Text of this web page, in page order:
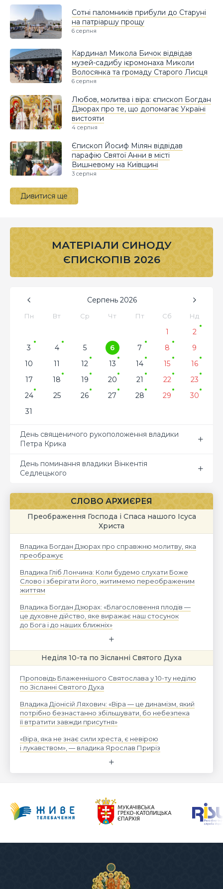
Сотні паломників прибули до Старуні
на патріаршу прощу
6 серпня
Кардинал Микола Бичок відвідав
музей-садибу ієромонаха Миколи
Волосянка та громаду Старого Лисця
6 серпня
Любов, молитва і віра: єпископ Богдан
Дзюрах про те, що допомагає Україні
вистояти
4 серпня
Єпископ Йосиф Мілян відвідав
парафію Святої Анни в місті
Вишневому на Київщині
3 серпня
Дивитися ще
МАТЕРІАЛИ СИНОДУ
ЄПИСКОПІВ 2026
Серпень 2026
Пн Вт Ср Чт Пт Сб Нд
1
2
3
4 5 6 7 8
9
10
11 12 13 14 15
16
17
18 19 20 21 22
23
24
25 26 27 28 29
30
31
День священичого рукоположення владики
Петра Крика
День поминання владики Вінкентія
Седлецького
СЛОВО АРХИЄРЕЯ
Преображення Господа і Спаса нашого Ісуса
Христа
Владика Богдан Дзюрах про справжню молитву, яка
преображує
Владика Гліб Лончина: Коли будемо слухати Боже
Слово і зберігати його, житимемо переображеним
життям
Владика Богдан Дзюрах: «Благословення плодів —
це духовне дійство, яке виражає наш стосунок
до Бога і до наших ближніх»
Неділя 10-та по Зісланні Святого Духа
Проповідь Блаженнішого Святослава у 10-ту неділю
по Зісланні Святого Духа
Владика Діонісій Ляхович: «Віра — це динамізм, який
потрібно безнастанно збільшувати, бо небезпека
її втратити завжди присутня»
«Віра, яка не знає сили хреста, є невірою
і лукавством», — владика Ярослав Приріз